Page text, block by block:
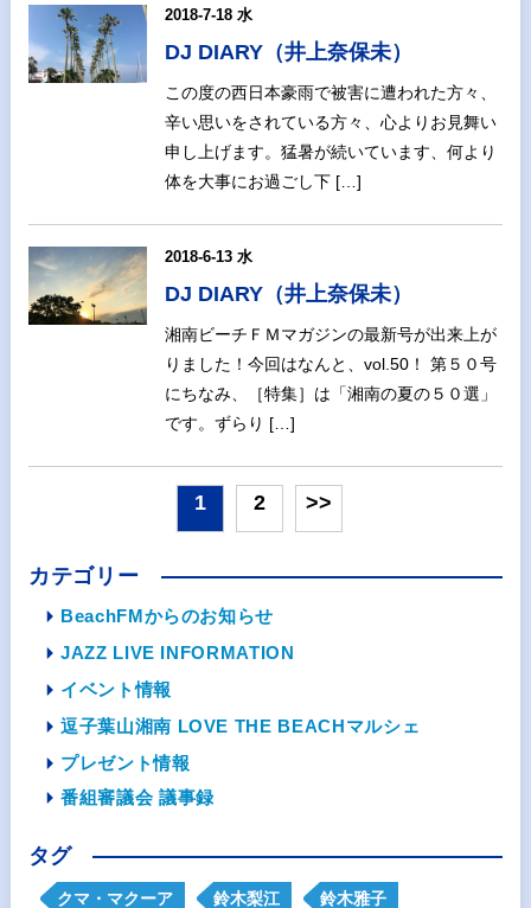
2018-7-18 水
DJ DIARY（井上奈保未）
この度の西日本豪雨で被害に遭われた方々、
辛い思いをされている方々、心よりお見舞い
申し上げます。猛暑が続いています、何より
体を大事にお過ごし下 […]
2018-6-13 水
DJ DIARY（井上奈保未）
湘南ビーチＦＭマガジンの最新号が出来上が
りました！今回はなんと、vol.50！ 第５０号
にちなみ、［特集］は「湘南の夏の５０選」
です。ずらり […]
1 2 >>
カテゴリー
BeachFMからのお知らせ
JAZZ LIVE INFORMATION
イベント情報
逗子葉山湘南 LOVE THE BEACHマルシェ
プレゼント情報
番組審議会 議事録
タグ
クマ・マクーア 鈴木梨江 鈴木雅子